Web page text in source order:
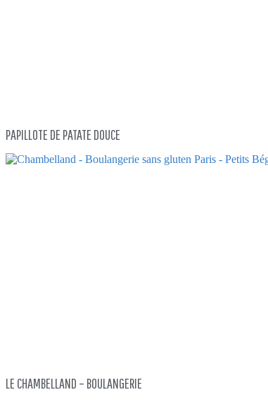
PAPILLOTE DE PATATE DOUCE
LE CHAMBELLAND – BOULANGERIE